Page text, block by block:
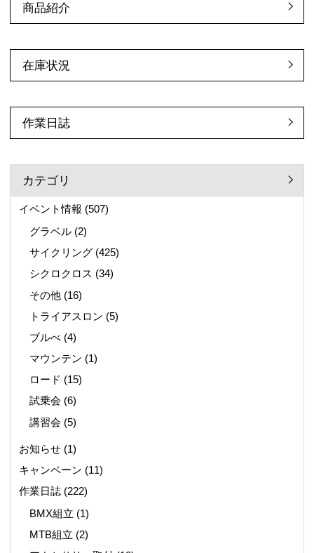
商品紹介
在庫状況
作業日誌
カテゴリ
イベント情報 (507)
グラベル (2)
サイクリング (425)
シクロクロス (34)
その他 (16)
トライアスロン (5)
ブルべ (4)
マウンテン (1)
ロード (15)
試乗会 (6)
講習会 (5)
お知らせ(1)
キャンペーン (11)
作業日誌(222)
BMX組立 (1)
MTB組立 (2)